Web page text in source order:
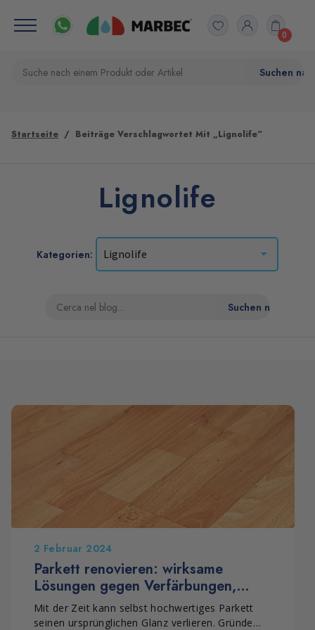
0
Startseite Beiträge Verschlagwortet Mit „Lignolife“
Lignolife
Kategorien:
2 Februar 2024
Parkett renovieren: wirksame
Lösungen gegen Verfärbungen,
matte Stellen und Flecken
Mit der Zeit kann selbst hochwertiges Parkett
seinen ursprünglichen Glanz verlieren. Gründe